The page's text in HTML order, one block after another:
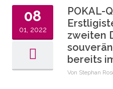
08
01, 2022
POKAL-
zweiten
bereits
Von Stephan